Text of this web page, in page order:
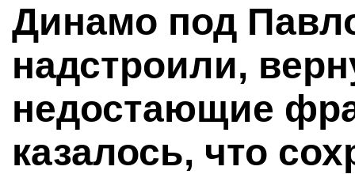
Динамо под
надстроили,
недостающие
казалось, что